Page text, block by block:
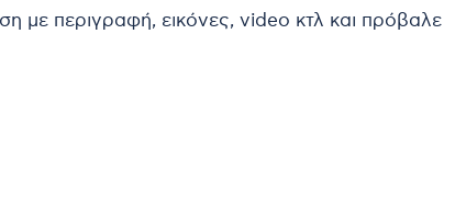
με περιγραφή, εικόνες, video κτλ και πρόβαλε